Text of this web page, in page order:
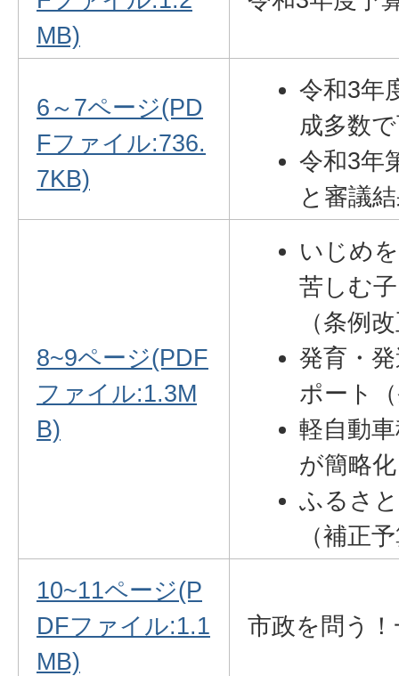
MB)
6～7ページ(PD
Fファイル:736.
7KB)
令和3年
成多数
令和3年
と審議
8~9ページ(PDF
ファイル:1.3M
B)
いじめ
苦しむ
（条例
発育・
ポート
軽自動
が簡略
ふるさ
（補正
10~11ページ(P
DFファイル:1.1
MB)
市政を問う